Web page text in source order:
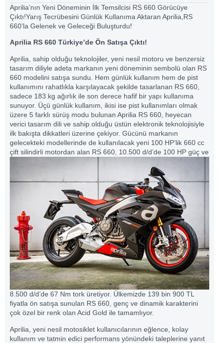
Aprilia’nın Yeni Döneminin İlk Temsilcisi RS 660 Görücüye
Çıktı!Yarış Tecrübesini Günlük Kullanıma Aktaran Aprilia,RS
660’la Gelenek ve Geleceği Buluşturdu!
Aprilia RS 660 Türkiye’de Ön Satışa Çıktı!
Aprilia, sahip olduğu teknolojiler, yeni nesil motoru ve benzersiz
tasarım diliyle adeta markanın yeni döneminin sembolü olan RS
660 modelini satışa sundu. Hem günlük kullanım hem de pist
kullanımını rahatlıkla karşılayacak şekilde tasarlanan RS 660,
sadece 183 kg ağırlık ile son derece hafif bir yapı kullanıma
sunuyor. Üçü günlük kullanım, ikisi ise pist kullanımları olmak
üzere 5 farklı sürüş modu bulunan Aprilia RS 660, heyecan
verici tasarım dili ve sahip olduğu üstün elektronik teknolojisiyle
ilk bakışta dikkatleri üzerine çekiyor. Gücünü markanın
gelecekteki modellerinde de kullanılacak yeni 100 HP’lik 660 cc
çift silindirli motordan alan RS 660, 10.500 d/d’de 100 HP güç ve
8.500 d/d’de 67 Nm tork üretiyor. Ülkemizde 139 bin 900 TL
fiyatla ön satışa sunulan RS 660, genç ve dinamik karakterini
çok özel bir renk olan Acid Gold ile tamamlıyor.
Aprilia, yeni nesil motosiklet kullanıcılarının eğlence, kolay
kullanım ve tatmin edici performans yönündeki taleplerine yanıt